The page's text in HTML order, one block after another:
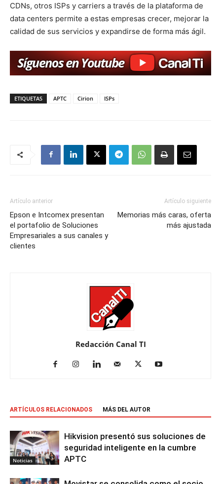
CDNs, otros ISPs y carriers a través de la plataforma de
data centers permite a estas empresas crecer, mejorar la
calidad de sus servicios y expandirse de forma más ágil.
ETIQUETAS APTC Cirion ISPs
Artículo anterior
Epson e Intcomex presentan
el portafolio de Soluciones
Empresariales a sus canales y
clientes
Artículo siguiente
Memorias más caras, oferta
más ajustada
Redacción Canal TI
ARTÍCULOS RELACIONADOS MÁS DEL AUTOR
Noticias
Hikvision presentó sus soluciones de
seguridad inteligente en la cumbre
APTC